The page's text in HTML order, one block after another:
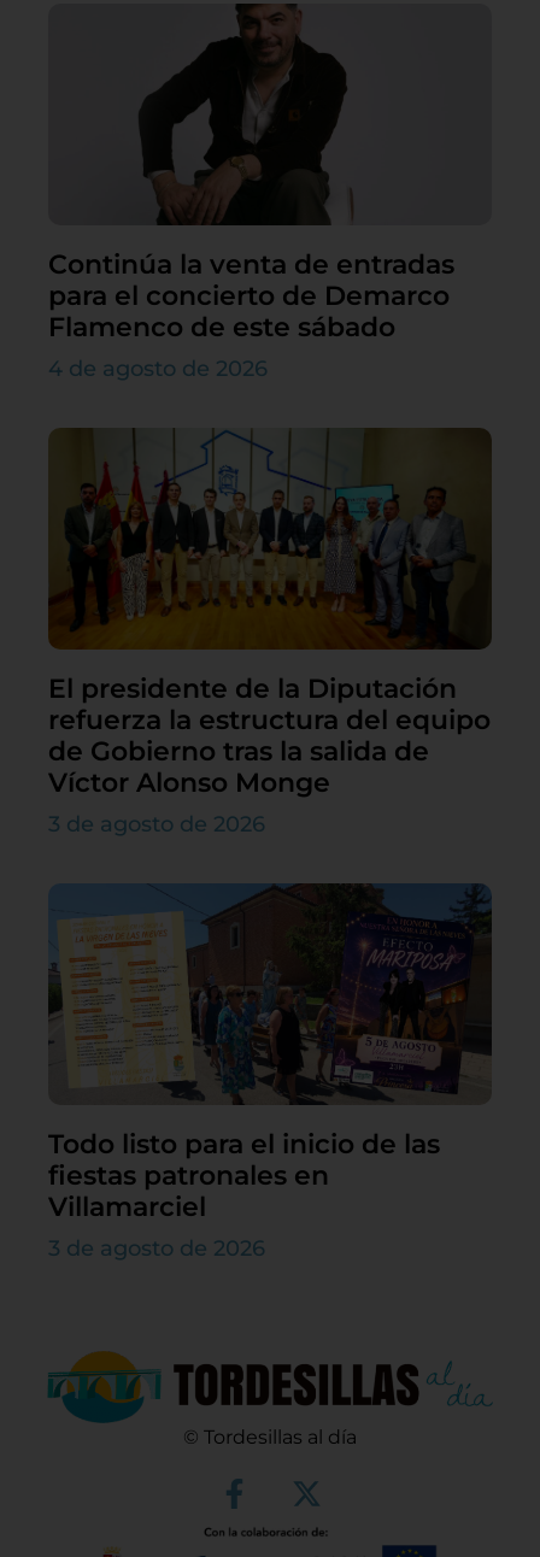
Continúa la venta de entradas
para el concierto de Demarco
Flamenco de este sábado
4 de agosto de 2026
El presidente de la Diputación
refuerza la estructura del equipo
de Gobierno tras la salida de
Víctor Alonso Monge
3 de agosto de 2026
Todo listo para el inicio de las
fiestas patronales en
Villamarciel
3 de agosto de 2026
© Tordesillas al día